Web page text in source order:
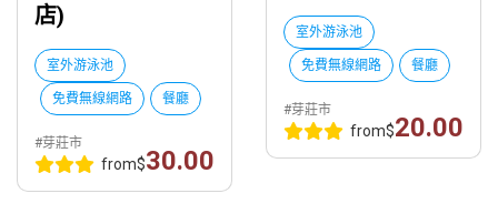
店)
室外游泳池
免費無線網路 餐廳
#芽莊市
from$30.00
室外游泳池
免費無線網路 餐廳
#芽莊市
from$20.00